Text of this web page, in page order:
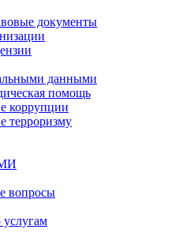
документы
данными
помощь
коррупции
терроризму
вопросы
услугам